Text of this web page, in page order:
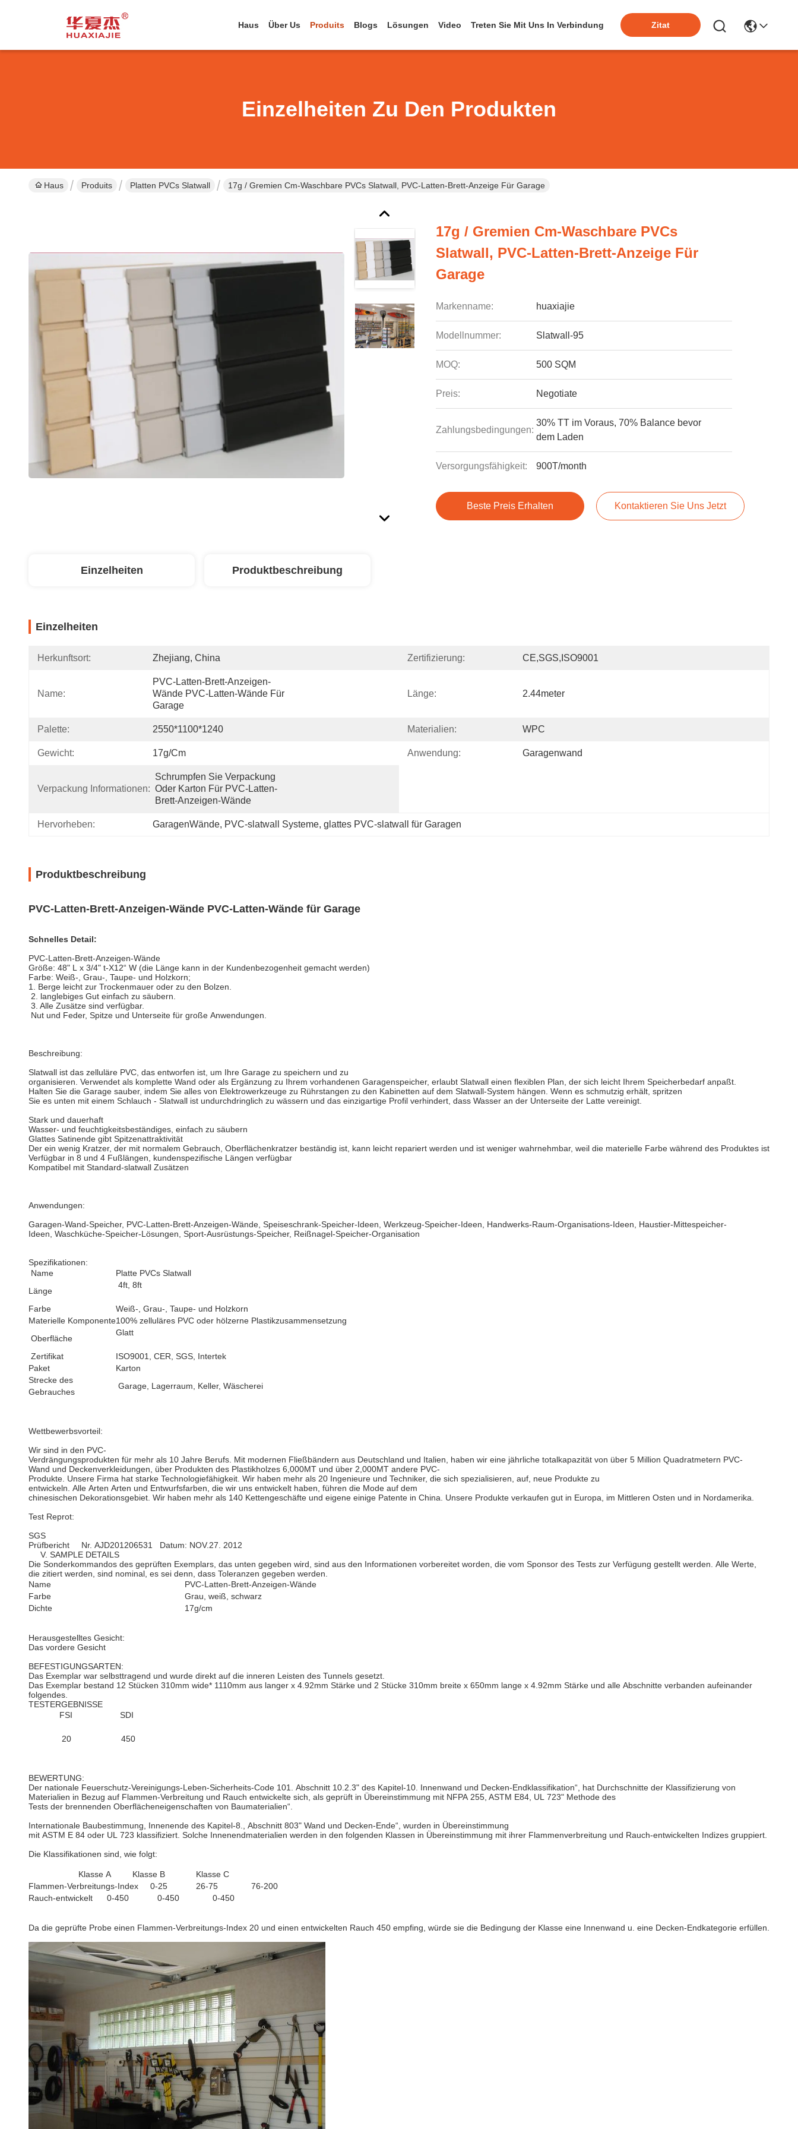
Haus Über Us Produits Blogs Lösungen Video Treten Sie Mit Uns In Verbindung Zitat
Einzelheiten Zu Den Produkten
Haus Produits Platten PVCs Slatwall 17g / Gremien Cm-Waschbare PVCs Slatwall, PVC-Latten-Brett-Anzeige Für Garage
17g / Gremien Cm-Waschbare PVCs
Slatwall, PVC-Latten-Brett-Anzeige Für
Garage
Markenname: huaxiajie
Modellnummer: Slatwall-95
MOQ: 500 SQM
Preis: Negotiate
Zahlungsbedingungen:
30% TT im Voraus, 70% Balance bevor
dem Laden
Versorgungsfähigkeit: 900T/month
Beste Preis Erhalten Kontaktieren Sie Uns Jetzt
Einzelheiten Produktbeschreibung
Einzelheiten
Herkunftsort: Zhejiang, China Zertifizierung: CE,SGS,ISO9001
Name:
PVC-Latten-Brett-Anzeigen-
Wände PVC-Latten-Wände Für
Garage
Länge: 2.44meter
Palette: 2550*1100*1240 Materialien: WPC
Gewicht: 17g/cm Anwendung: Garagenwand
Verpackung Informationen:
Schrumpfen Sie Verpackung
Oder Karton Für PVC-Latten-
Brett-Anzeigen-Wände
Hervorheben: GaragenWände, PVC-slatwall Systeme, glattes PVC-slatwall für Garagen
Produktbeschreibung
PVC-Latten-Brett-Anzeigen-Wände PVC-Latten-Wände für Garage
Schnelles Detail:
PVC-Latten-Brett-Anzeigen-Wände
Größe: 48" L x 3/4" t-X12“ W (die Länge kann in der Kundenbezogenheit gemacht werden)
Farbe: Weiß-, Grau-, Taupe- und Holzkorn;
1. Berge leicht zur Trockenmauer oder zu den Bolzen.
2. langlebiges Gut einfach zu säubern.
3. Alle Zusätze sind verfügbar.
Nut und Feder, Spitze und Unterseite für große Anwendungen.
Beschreibung:
Slatwall ist das zelluläre PVC, das entworfen ist, um Ihre Garage zu speichern und zu
organisieren. Verwendet als komplette Wand oder als Ergänzung zu Ihrem vorhandenen Garagenspeicher, erlaubt Slatwall einen flexiblen Plan, der sich leicht Ihrem Speicherbedarf anpaßt.
Halten Sie die Garage sauber, indem Sie alles von Elektrowerkzeuge zu Rührstangen zu den Kabinetten auf dem Slatwall-System hängen. Wenn es schmutzig erhält, spritzen
Sie es unten mit einem Schlauch - Slatwall ist undurchdringlich zu wässern und das einzigartige Profil verhindert, dass Wasser an der Unterseite der Latte vereinigt.
Stark und dauerhaft
Wasser- und feuchtigkeitsbeständiges, einfach zu säubern
Glattes Satinende gibt Spitzenattraktivität
Der ein wenig Kratzer, der mit normalem Gebrauch, Oberflächenkratzer beständig ist, kann leicht repariert werden und ist weniger wahrnehmbar, weil die materielle Farbe während des Produktes ist
Verfügbar in 8 und 4 Fußlängen, kundenspezifische Längen verfügbar
Kompatibel mit Standard-slatwall Zusätzen
Anwendungen:
Garagen-Wand-Speicher, PVC-Latten-Brett-Anzeigen-Wände, Speiseschrank-Speicher-Ideen, Werkzeug-Speicher-Ideen, Handwerks-Raum-Organisations-Ideen, Haustier-Mittespeicher-
Ideen, Waschküche-Speicher-Lösungen, Sport-Ausrüstungs-Speicher, Reißnagel-Speicher-Organisation
Spezifikationen:
Name
Platte PVCs Slatwall
Länge
4ft, 8ft
Farbe
Weiß-, Grau-, Taupe- und Holzkorn
Materielle Komponente100% zelluläres PVC oder hölzerne Plastikzusammensetzung
Oberfläche
Glatt
Zertifikat
ISO9001, CER, SGS, Intertek
Paket
Karton
Strecke des
Gebrauches
Garage, Lagerraum, Keller, Wäscherei
Wettbewerbsvorteil:
Wir sind in den PVC-
Verdrängungsprodukten für mehr als 10 Jahre Berufs. Mit modernen Fließbändern aus Deutschland und Italien, haben wir eine jährliche totalkapazität von über 5 Million Quadratmetern PVC-
Wand und Deckenverkleidungen, über Produkten des Plastikholzes 6,000MT und über 2,000MT andere PVC-
Produkte. Unsere Firma hat starke Technologiefähigkeit. Wir haben mehr als 20 Ingenieure und Techniker, die sich spezialisieren, auf, neue Produkte zu
entwickeln. Alle Arten Arten und Entwurfsfarben, die wir uns entwickelt haben, führen die Mode auf dem
chinesischen Dekorationsgebiet. Wir haben mehr als 140 Kettengeschäfte und eigene einige Patente in China. Unsere Produkte verkaufen gut in Europa, im Mittleren Osten und in Nordamerika.
Test Reprot:
SGS
Prüfbericht Nr. AJD201206531 Datum: NOV.27. 2012
V. SAMPLE DETAILS
Die Sonderkommandos des geprüften Exemplars, das unten gegeben wird, sind aus den Informationen vorbereitet worden, die vom Sponsor des Tests zur Verfügung gestellt werden. Alle Werte,
die zitiert werden, sind nominal, es sei denn, dass Toleranzen gegeben werden.
Name
PVC-Latten-Brett-Anzeigen-Wände
Farbe
Grau, weiß, schwarz
Dichte
17g/cm
Herausgestelltes Gesicht:
Das vordere Gesicht
BEFESTIGUNGSARTEN:
Das Exemplar war selbsttragend und wurde direkt auf die inneren Leisten des Tunnels gesetzt.
Das Exemplar bestand 12 Stücken 310mm wide* 1110mm aus langer x 4.92mm Stärke und 2 Stücke 310mm breite x 650mm lange x 4.92mm Stärke und alle Abschnitte verbanden aufeinander
folgendes.
TESTERGEBNISSE
FSI SDI
20 450
BEWERTUNG:
Der nationale Feuerschutz-Vereinigungs-Leben-Sicherheits-Code 101. Abschnitt 10.2.3" des Kapitel-10. Innenwand und Decken-Endklassifikation“, hat Durchschnitte der Klassifizierung von
Materialien in Bezug auf Flammen-Verbreitung und Rauch entwickelte sich, als geprüft in Übereinstimmung mit NFPA 255, ASTM E84, UL 723" Methode des
Tests der brennenden Oberflächeneigenschaften von Baumaterialien“.
Internationale Baubestimmung, Innenende des Kapitel-8., Abschnitt 803" Wand und Decken-Ende“, wurden in Übereinstimmung
mit ASTM E 84 oder UL 723 klassifiziert. Solche Innenendmaterialien werden in den folgenden Klassen in Übereinstimmung mit ihrer Flammenverbreitung und Rauch-entwickelten Indizes gruppiert.
Die Klassifikationen sind, wie folgt:
Klasse A Klasse B Klasse C
Flammen-Verbreitungs-Index 0-25 26-75 76-200
Rauch-entwickelt 0-450 0-450 0-450
Da die geprüfte Probe einen Flammen-Verbreitungs-Index 20 und einen entwickelten Rauch 450 empfing, würde sie die Bedingung der Klasse eine Innenwand u. eine Decken-Endkategorie erfüllen.